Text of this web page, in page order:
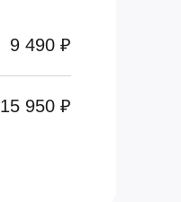
9 490 ₽
15 950 ₽